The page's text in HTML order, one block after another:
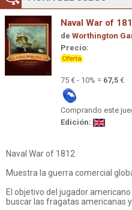
Naval War of
de Worthington
Precio:
75 € - 10% = 67,5 €
Comprando este
Edición:
Naval War of 1812
Muestra la guerra comercial
El objetivo del jugador
buscar las fragatas americanas